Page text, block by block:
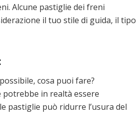
Alcune pastiglie dei freni
il tuo stile di guida, il tipo
cosa puoi fare?
in realtà essere
pastiglie può ridurre l’usura del